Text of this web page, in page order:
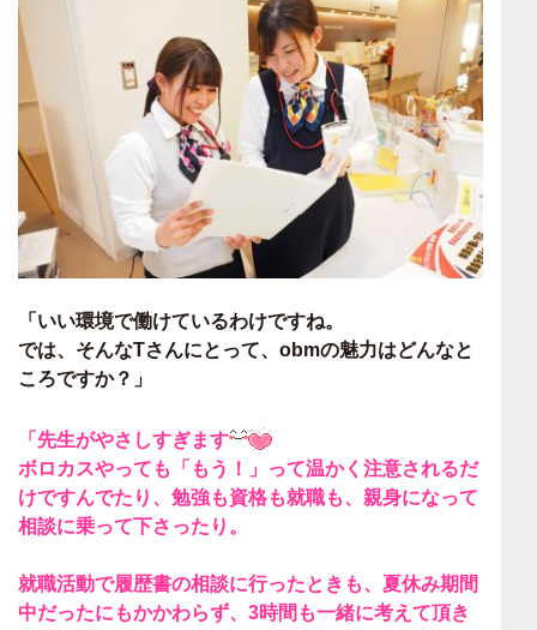
「いい環境で働けているわけですね。
では、そんなTさんにとって、 obmの魅力はどんなと
ころですか？」
「 先生がやさしすぎます
ボロカスやっても「もう！」って温かく注意されるだ
けですんでたり、勉強も資格も就職も、親身になって
相談に乗って下さったり。
就職活動で履歴書の相談に行ったときも、 夏休み期間
中だったにもかかわらず、 3時間も一緒に考えて頂き